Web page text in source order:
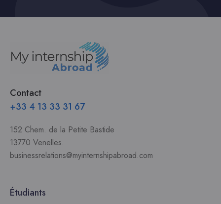
Contact
+33 4 13 33 31 67
152 Chem. de la Petite Bastide
13770 Venelles.
businessrelations@myinternshipabroad.com
Étudiants